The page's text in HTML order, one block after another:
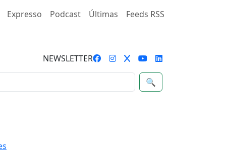
Expresso Podcast Últimas Feeds RSS
NEWSLETTER
🔍